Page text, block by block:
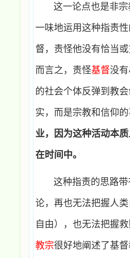
这一论点也是非
一味地运用这种指责
督，责怪他没有恰当
而言之，责怪基督没
的社会个体反弹到教
实，而是宗教和信仰的
业，因为这种活动本
在时间中。
这种指责的思路
论，再也无法把握人
自由），也无法把握
教宗很好地阐述了基